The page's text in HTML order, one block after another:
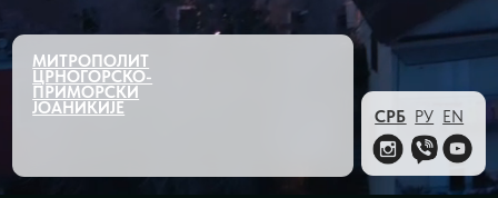
РУ
СРБ EN
ЦРНОГОРСКО-
ЈОАНИКИЈЕ